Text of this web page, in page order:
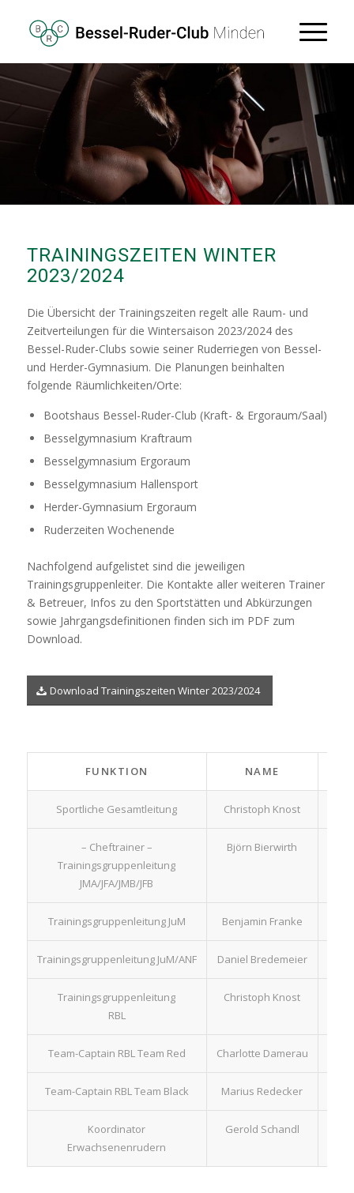
TRAININGSZEITEN WINTER
2023/2024
Die Übersicht der Trainingszeiten regelt alle Raum- und
Zeitverteilungen für die Wintersaison 2023/2024 des
Bessel-Ruder-Clubs sowie seiner Ruderriegen von Bessel-
und Herder-Gymnasium. Die Planungen beinhalten
folgende Räumlichkeiten/Orte:
Bootshaus Bessel-Ruder-Club (Kraft- & Ergoraum/Saal)
Besselgymnasium Kraftraum
Besselgymnasium Ergoraum
Besselgymnasium Hallensport
Herder-Gymnasium Ergoraum
Ruderzeiten Wochenende
Nachfolgend aufgelistet sind die jeweiligen
Trainingsgruppenleiter. Die Kontakte aller weiteren Trainer
& Betreuer, Infos zu den Sportstätten und Abkürzungen
sowie Jahrgangsdefinitionen finden sich im PDF zum
Download.
Download Trainingszeiten Winter 2023/2024
FUNKTION NAME
Sportliche Gesamtleitung Christoph Knost
– Cheftrainer –
Trainingsgruppenleitung
JMA/JFA/JMB/JFB
Björn Bierwirth
Trainingsgruppenleitung JuM Benjamin Franke
Trainingsgruppenleitung JuM/ANF Daniel Bredemeier
Trainingsgruppenleitung
RBL
Christoph Knost
Team-Captain RBL Team Red Charlotte Damerau
Team-Captain RBL Team Black Marius Redecker
Koordinator
Erwachsenenrudern
Gerold Schandl